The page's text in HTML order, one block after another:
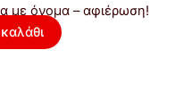
με όνομα – αφιέρωση!